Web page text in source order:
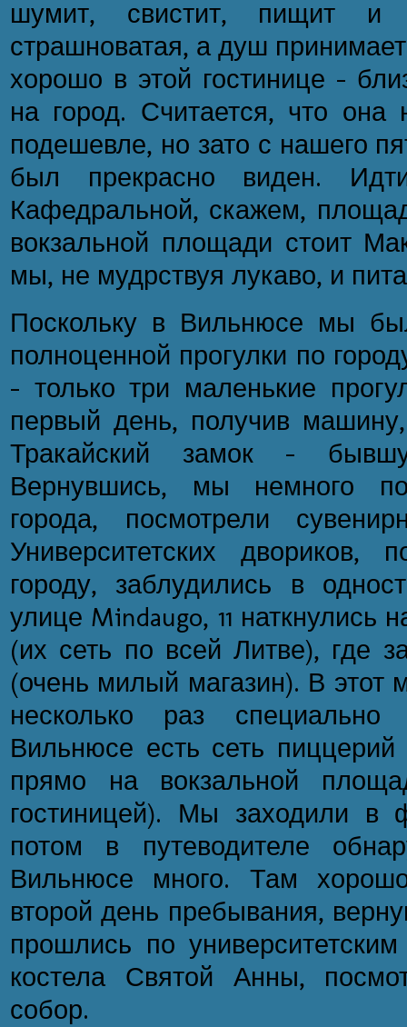
шумит, свистит, пищит
страшноватая, а душ
хорошо в этой гостинице -
на город. Считается, что она
подешевле, но зато с нашего
был прекрасно виден.
Кафедральной, скажем,
вокзальной площади стоит
мы, не мудрствуя лукаво, и
Поскольку в Вильнюсе мы
полноценной прогулки по
- только три маленькие
первый день, получив
Тракайский замок -
Вернувшись, мы немного
города, посмотрели
Университетских двориков,
городу, заблудились в
улице Mindaugo, 11 наткнулись
(их сеть по всей Литве), где
(очень милый магазин). В этот
несколько раз
Вильнюсе есть сеть
прямо на вокзальной
гостиницей). Мы заходили в
потом в путеводителе
Вильнюсе много. Там
второй день пребывания,
прошлись по
костела Святой Анны,
собор.